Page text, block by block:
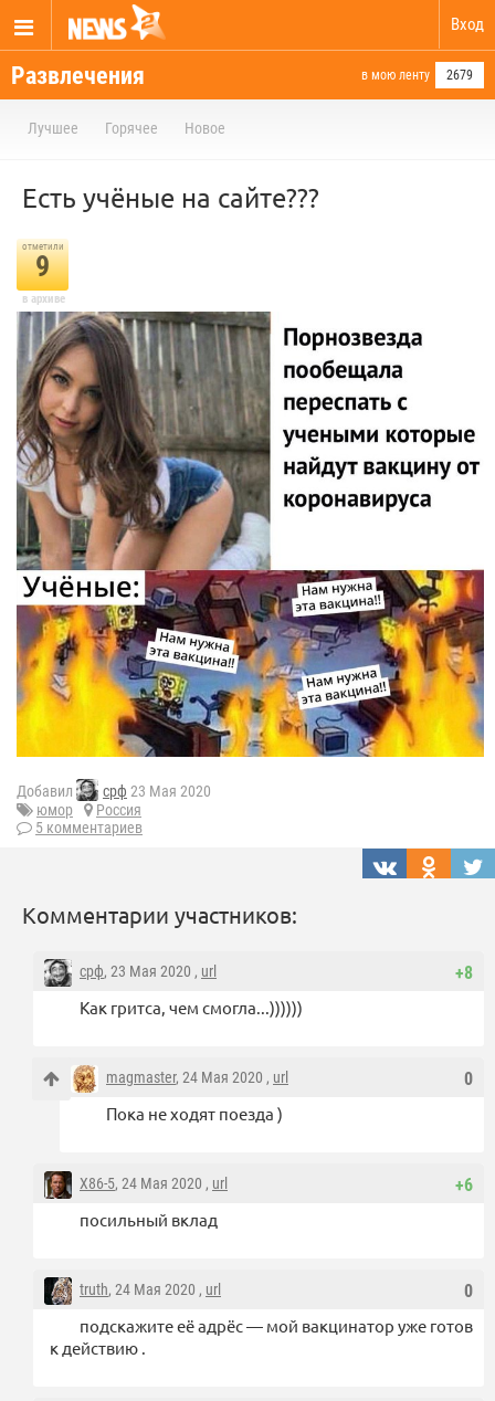
Вход
Развлечения в мою ленту 2679
Лучшее Горячее Новое
Есть учёные на сайте???
отметили
9
в архиве
Добавил срф 23 Мая 2020
юмор
Россия
5 комментариев
Комментарии участников:
+8
срф, 23 Мая 2020 , url
Как гритса, чем смогла...))))))
0
magmaster, 24 Мая 2020 , url
Пока не ходят поезда )
+6
X86-5, 24 Мая 2020 , url
посильный вклад
0
truth, 24 Мая 2020 , url
подскажите её адрёс — мой вакцинатор уже готов
к действию .